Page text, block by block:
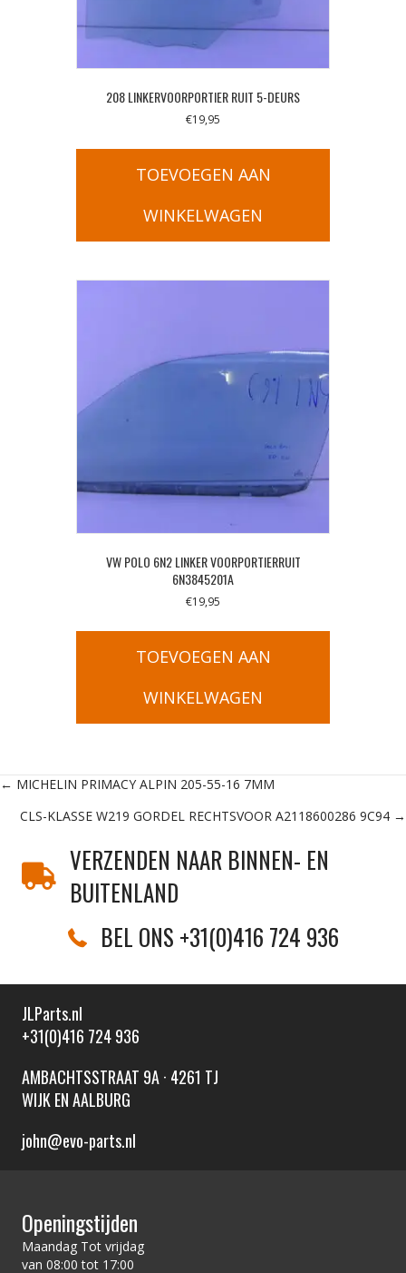
208 LINKERVOORPORTIER RUIT 5-DEURS
€19,95
TOEVOEGEN AAN
WINKELWAGEN
VW POLO 6N2 LINKER VOORPORTIERRUIT
6N3845201A
€19,95
TOEVOEGEN AAN
WINKELWAGEN
Posts
navigation
← MICHELIN PRIMACY ALPIN 205-55-16 7MM
CLS-KLASSE W219 GORDEL RECHTSVOOR A2118600286 9C94 →
VERZENDEN NAAR BINNEN- EN
BUITENLAND
BEL ONS +31(0)416 724 936
JLParts.nl
+31(0)416 724 936
AMBACHTSSTRAAT 9A · 4261 TJ
WIJK EN AALBURG
john@evo-parts.nl
Openingstijden
Maandag Tot vrijdag
van 08:00 tot 17:00